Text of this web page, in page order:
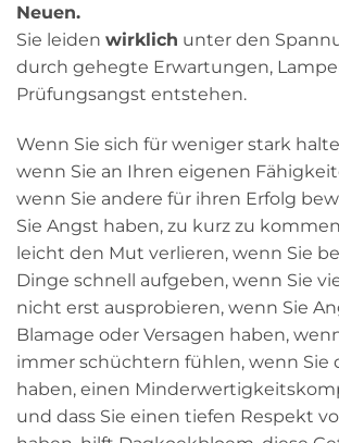
Neuen.
Sie leiden wirklich unter den
durch gehegte Erwartungen,
Prüfungsangst entstehen.
Wenn Sie sich für weniger stark
wenn Sie an Ihren eigenen
wenn Sie andere für ihren Erfolg
Sie Angst haben, zu kurz zu
leicht den Mut verlieren, wenn Sie
Dinge schnell aufgeben, wenn Sie
nicht erst ausprobieren, wenn Sie
Blamage oder Versagen haben,
immer schüchtern fühlen, wenn Sie
haben, einen
und dass Sie einen tiefen Respekt